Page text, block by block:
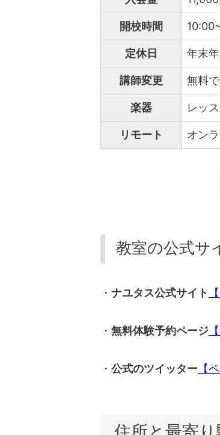
開校時間
定休日 年末
講師変更 無料
楽器 レッ
リモート オン
教室の公式サ
・ ナユタス公式サイト
・ 無料体験予約ページ
・ 公式のツイッター 【